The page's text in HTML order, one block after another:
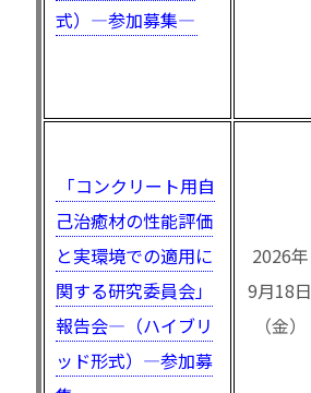
式）—参加募集—
「コンクリート用自
己治癒材の性能評価
と実環境での適用に
関する研究委員会」
報告会—（ハイブリ
ッド形式）—参加募
2026年
9月18日
（金）